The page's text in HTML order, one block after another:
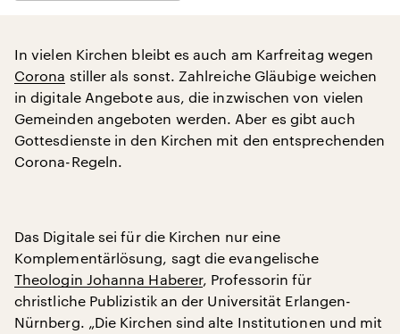
In vielen Kirchen bleibt es auch am Karfreitag wegen
Corona stiller als sonst. Zahlreiche Gläubige weichen
in digitale Angebote aus, die inzwischen von vielen
Gemeinden angeboten werden. Aber es gibt auch
Gottesdienste in den Kirchen mit den entsprechenden
Corona-Regeln.
Das Digitale sei für die Kirchen nur eine
Komplementärlösung, sagt die evangelische
Theologin Johanna Haberer, Professorin für
christliche Publizistik an der Universität Erlangen-
Nürnberg. „Die Kirchen sind alte Institutionen und mit